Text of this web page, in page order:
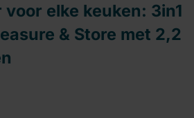
elke keuken: 3in1
& Store met 2,2